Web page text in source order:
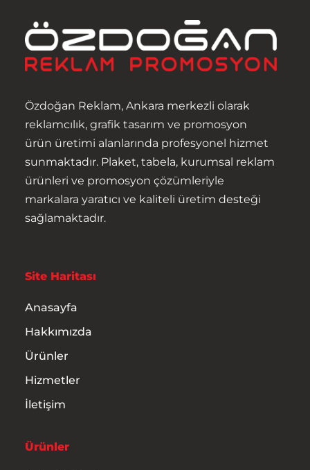
Özdoğan Reklam, Ankara merkezli olarak
reklamcılık, grafik tasarım ve promosyon
ürün üretimi alanlarında profesyonel hizmet
sunmaktadır. Plaket, tabela, kurumsal reklam
ürünleri ve promosyon çözümleriyle
markalara yaratıcı ve kaliteli üretim desteği
sağlamaktadır.
Site Haritası
Anasayfa
Hakkımızda
Ürünler
Hizmetler
İletişim
Ürünler
Hakkımızda
Ürünler
Hizmetler